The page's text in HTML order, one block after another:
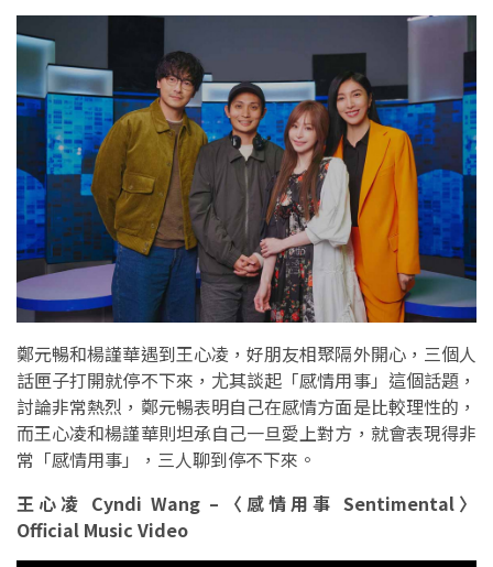
鄭元暢和楊謹華遇到王心凌，好朋友相聚隔外開心，三個人
話匣子打開就停不下來，尤其談起「感情用事」這個話題，
討論非常熱烈，鄭元暢表明自己在感情方面是比較理性的，
而王心凌和楊謹華則坦承自己一旦愛上對方，就會表現得非
常「感情用事」，三人聊到停不下來。
王心凌 Cyndi Wang –〈感情用事 Sentimental〉
Official Music Video